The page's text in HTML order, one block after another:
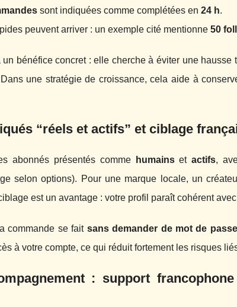
sont indiquées comme complétées en 24 h.
peuvent arriver : un exemple cité mentionne 50
un bénéfice concret : elle cherche à éviter une
une stratégie de croissance, cela aide à
“réels et actifs” et ciblage
abonnés présentés comme humainsetactifs,
selon options). Pour une marque locale, un
est un avantage : votre profil paraît cohérent
commande se fait sans demander de mot de passe
à votre compte, ce qui réduit fortement les risques
: support